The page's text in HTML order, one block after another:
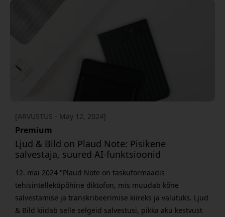
täpset teksti." Magnetiliselt telefoni külge kinnit
[ARVUSTUS - May 12, 2024]
Premium
Ljud & Bild on Plaud Note: Pisikene
salvestaja, suured AI-funktsioonid
12. mai 2024 "Plaud Note on taskuformaadis
tehisintellektipõhine diktofon, mis muudab kõne
salvestamise ja transkribeerimise kiireks ja valutuks. Ljud
& Bild kiidab selle selgeid salvestusi, pikka aku kestvust